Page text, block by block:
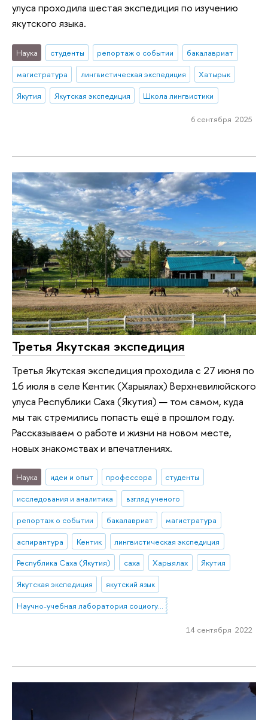
улуса проходила шестая экспедиция по изучению
якутского языка.
Наука студенты репортаж о событии
бакалавриат
магистратура
лингвистическая экспедиция
Хатырык
Якутия
Якутская экспедиция Школа лингвистики
6 сентября 2025
Третья Якутская экспедиция
Третья Якутская экспедиция проходила с 27 июня по
16 июля в селе Кентик (Харыялах) Верхневилюйского
улуса Республики Саха (Якутия) — том самом, куда
мы так стремились попасть ещё в прошлом году.
Рассказываем о работе и жизни на новом месте,
новых знакомствах и впечатлениях.
Наука идеи и опыт профессора
студенты
исследования и аналитика
взгляд ученого
репортаж о событии
бакалавриат
магистратура
аспирантура
Кентик
лингвистическая экспедиция
Республика Саха (Якутия)
саха Харыялах
Якутия
Якутская экспедиция
якутский язык
Научно-учебная лаборатория социогуманитарных исследований Севера и Арктики
14 сентября 2022